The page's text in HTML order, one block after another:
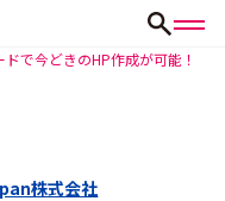
で今どきのHP作成が可能！
株式会社